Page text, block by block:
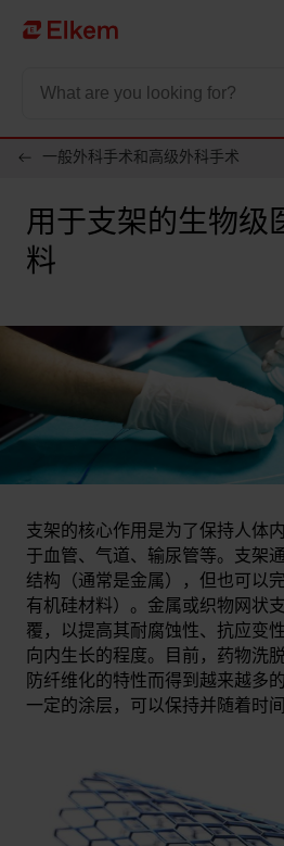
Skip to main content
To start page
一般外科手术和高级外科手术
用于支架的生物级
料
支架的核心作用是为了保持人体
于血管、气道、输尿管等。支架
结构（通常是金属），但也可以
有机硅材料）。金属或织物网状
覆，以提高其耐腐蚀性、抗应变
向内生长的程度。目前，药物洗
防纤维化的特性而得到越来越多
一定的涂层，可以保持并随着时